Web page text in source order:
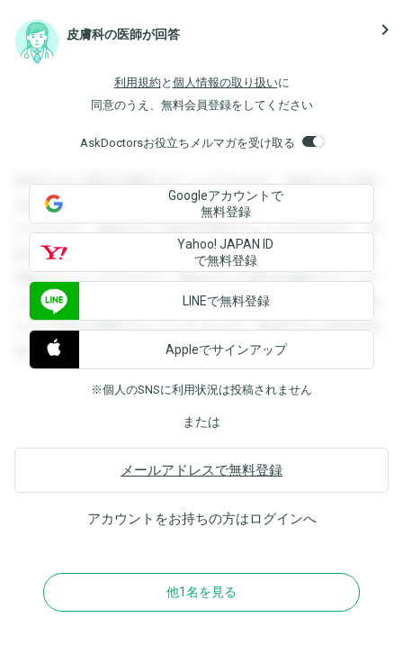
皮膚科の医師が回答 navigate_next
利用規約 と 個人情報の取り扱いに
同意のうえ、無料会員登録をしてください
AskDoctorsお役立ちメルマガを受け取る
登録すると回答を閲覧することができます。登録すると回答
を閲覧することができます。登録すると回答を閲覧すること
ができます。登録すると回答を閲覧することができます。登
録すると回答を閲覧することができます。登録すると回答を
閲覧することができます。登録すると回答を閲覧することが
できます。登録すると回答を閲覧することができます。登録
すると回答を閲覧することができます。登録すると回答を閲
覧することができます。
Googleアカウントで
無料登録
Yahoo! JAPAN ID
で無料登録
LINEで無料登録
Appleでサインアップ
※個人のSNSに利用状況は投稿されません
または
メールアドレスで無料登録
アカウントをお持ちの方はログインへ
他1名を見る